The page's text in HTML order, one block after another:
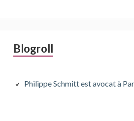
Barre
principale
Blogroll
Philippe Schmitt est avocat à